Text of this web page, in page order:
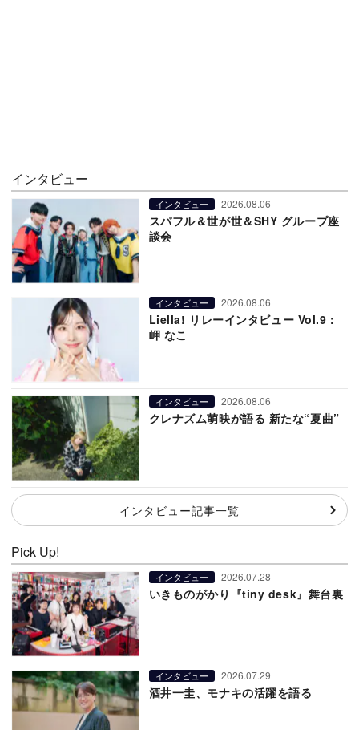
インタビュー
インタビュー 2026.08.06
スパフル＆世が世＆SHY グループ座
談会
インタビュー 2026.08.06
Liella! リレーインタビュー Vol.9：
岬 なこ
インタビュー 2026.08.06
クレナズム萌映が語る 新たな“夏曲”
インタビュー記事一覧
Pick Up!
インタビュー 2026.07.28
いきものがかり『tiny desk』舞台裏
インタビュー 2026.07.29
酒井一圭、モナキの活躍を語る